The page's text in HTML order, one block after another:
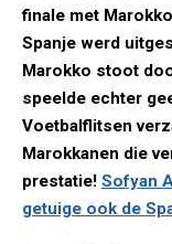
finale met
Spanje werd
Marokko stoot
speelde echter
Voetbalflitsen
Marokkanen die
prestatie! Sofyan
getuige ook de